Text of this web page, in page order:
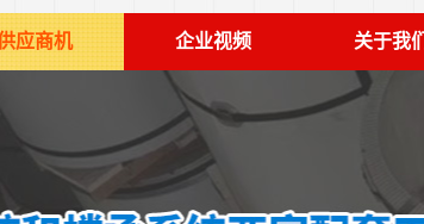
应商机 企业视频 关于我们